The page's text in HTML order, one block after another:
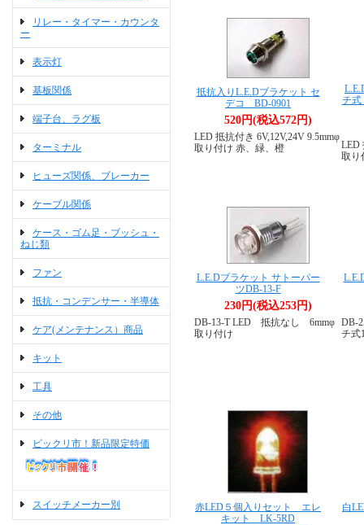
リレー・タイマー・カウンタ
ー
表示灯
基板関係
端子台、ラグ板
ターミナル
ヒューズ関係、ブレーカー
ケーブル関係
ケース・ゴム足・ブッシュ・
ねじ類
ファン
抵抗・コンデンサー・半導体
ケア(メンテナンス）商品
キット
工具
その他
ビックリ市！新品限定特価
スイッチメーカー別
抵抗入りL.E.Dブラケット セ
デコ BD-0901
520円(税込572円)
LED 抵抗付き 6V,12V,24V 9.5mmφ
取り付け 赤、緑、橙
チ
LED
取
L.E.Dブラケット サトーパー
ツDB-13-F
230円(税込253円)
DB-13-T LED 抵抗なし 6mmφ
取り付け
DB-
チ式
赤LED５個入りセット エレ
キット LK-5RD
白